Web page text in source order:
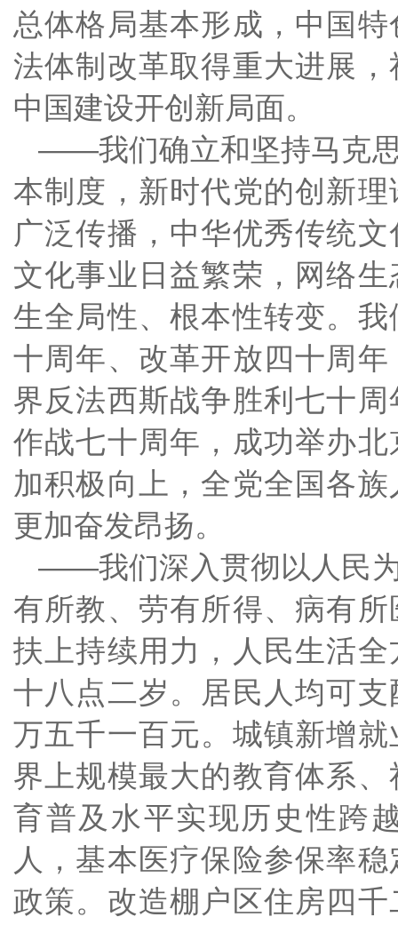
总体格局基本形成，中国
法体制改革取得重大进展
中国建设开创新局面。
——我们确立和坚持马克
本制度，新时代党的创新
广泛传播，中华优秀传统
文化事业日益繁荣，网络
生全局性、根本性转变。
十周年、改革开放四十周
界反法西斯战争胜利七十
作战七十周年，成功举办
加积极向上，全党全国各
更加奋发昂扬。
——我们深入贯彻以人民
有所教、劳有所得、病有
扶上持续用力，人民生活
十八点二岁。居民人均可
万五千一百元。城镇新增
界上规模最大的教育体系
育普及水平实现历史性跨
人，基本医疗保险参保率
政策。改造棚户区住房四